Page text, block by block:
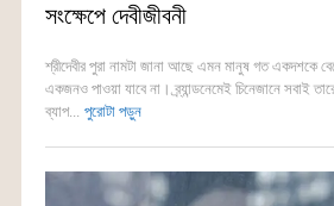
সংক্ষেপে দেবীজীবনী
শ্রীদেবীর পুরা নামটা জানা আছে এমন মানুষ গত একদশকে
একজনও পাওয়া যাবে না। ব্র্যান্ডনেমেই চিনেজানে সবাই
ব্যাপ... পুরোটা পড়ুন